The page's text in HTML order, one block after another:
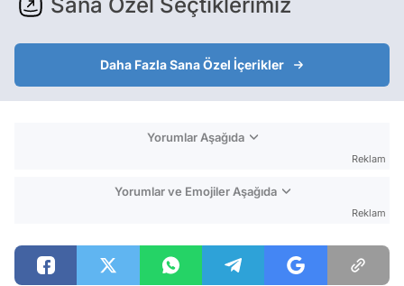
Daha Fazla Sana Özel İçerikler
Yorumlar Aşağıda
Reklam
Yorumlar ve Emojiler Aşağıda
Reklam